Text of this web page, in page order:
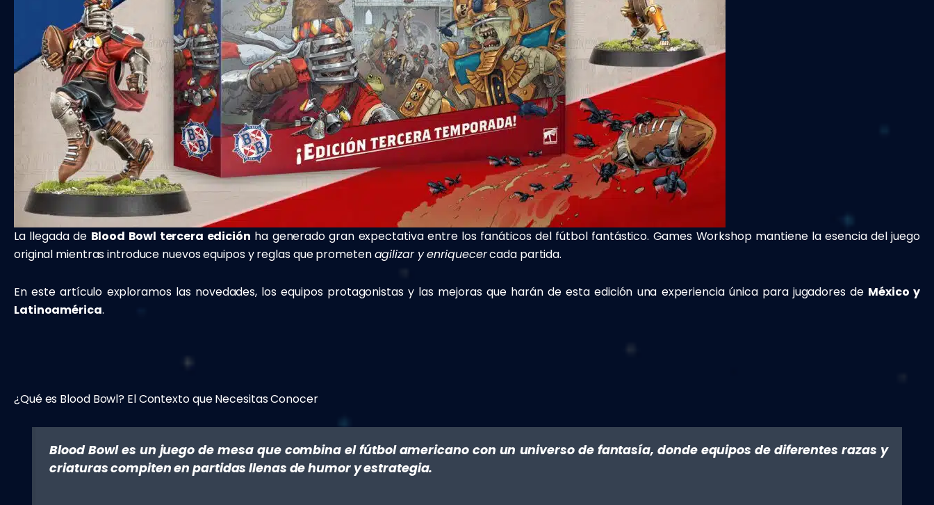
La llegada de Blood Bowl tercera edición ha generado gran expectativa entre los fanáticos del fútbol fantástico. Games Workshop mantiene la esencia del juego
original mientras introduce nuevos equipos y reglas que prometenagilizar y enriquecercada partida.
En este artículo exploramos las novedades, los equipos protagonistas y las mejoras que harán de esta edición una experiencia única para jugadores de México y
Latinoamérica.
¿Qué es Blood Bowl? El Contexto que Necesitas Conocer
Blood Bowl es un juego de mesa que combina el fútbol americano con un universo de fantasía, donde equipos de diferentes razas y
criaturas compiten en partidas llenas de humor y estrategia.